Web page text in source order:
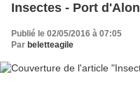
Insectes - Port d'Alon
Publié le 02/05/2016 à 07:05
Par beletteagile